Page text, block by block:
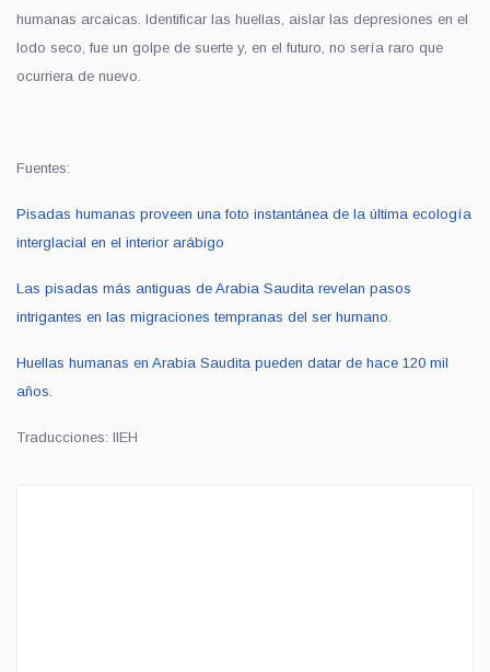
humanas arcaicas. Identificar las huellas, aislar las depresiones en el
lodo seco, fue un golpe de suerte y, en el futuro, no sería raro que
ocurriera de nuevo.
Fuentes:
Pisadas humanas proveen una foto instantánea de la última ecología
interglacial en el interior arábigo
Las pisadas más antiguas de Arabia Saudita revelan pasos
intrigantes en las migraciones tempranas del ser humano.
Huellas humanas en Arabia Saudita pueden datar de hace 120 mil
años.
Traducciones: IIEH